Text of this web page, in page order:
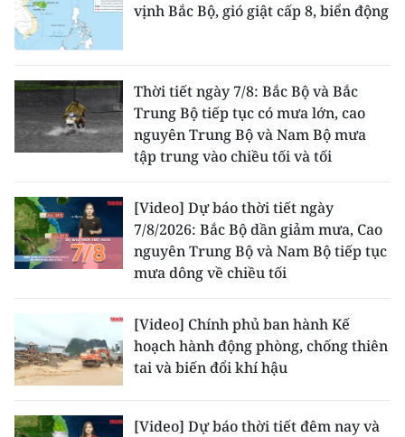
vịnh Bắc Bộ, gió giật cấp 8, biển động
Thời tiết ngày 7/8: Bắc Bộ và Bắc
Trung Bộ tiếp tục có mưa lớn, cao
nguyên Trung Bộ và Nam Bộ mưa
tập trung vào chiều tối và tối
[Video] Dự báo thời tiết ngày
7/8/2026: Bắc Bộ dần giảm mưa, Cao
nguyên Trung Bộ và Nam Bộ tiếp tục
mưa dông về chiều tối
[Video] Chính phủ ban hành Kế
hoạch hành động phòng, chống thiên
tai và biến đổi khí hậu
[Video] Dự báo thời tiết đêm nay và